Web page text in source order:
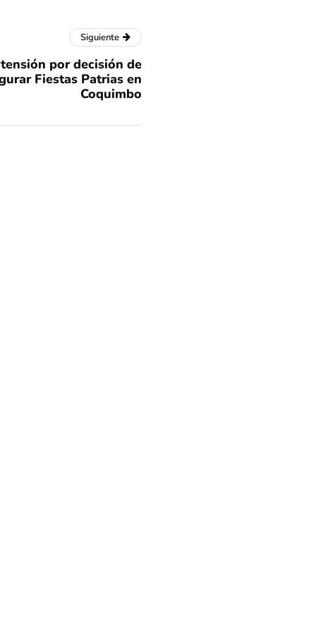
Siguiente
por decisión de
Fiestas Patrias en
Coquimbo